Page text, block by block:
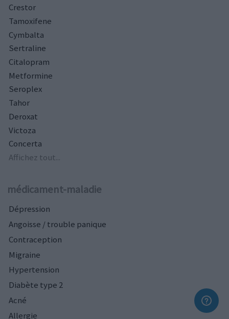
Crestor
Tamoxifene
Cymbalta
Sertraline
Citalopram
Metformine
Seroplex
Tahor
Deroxat
Victoza
Concerta
Affichez tout...
médicament-maladie
Dépression
Angoisse / trouble panique
Contraception
Migraine
Hypertension
Diabète type 2
Acné
Allergie